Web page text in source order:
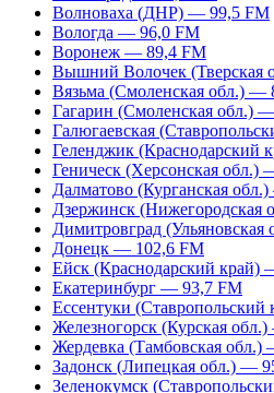
Волноваха (ДНР) — 99,5 FM
Вологда — 96,0 FM
Воронеж — 89,4 FM
Вышний Волочек (Тверская
Вязьма (Смоленская обл.) —
Гагарин (Смоленская обл.)
Галюгаевская
Геленджик (Краснодарский
Геническ (Херсонская обл.)
Далматово (Курганская
Дзержинск (Нижегородская
Димитровград
Донецк — 102,6 FM
Ейск (Краснодарский край)
Екатеринбург — 93,7 FM
Ессентуки (Ставропольский
Железногорск (Курская
Жердевка (Тамбовская обл.)
Задонск (Липецкая обл.) —
Зеленокумск